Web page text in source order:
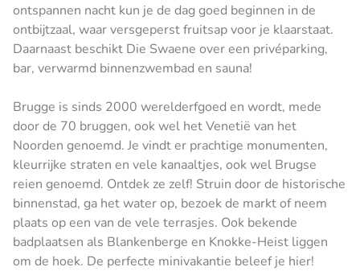
ontspannen nacht kun je de dag goed beginnen in de
ontbijtzaal, waar versgeperst fruitsap voor je klaarstaat.
Daarnaast beschikt Die Swaene over een privéparking,
bar, verwarmd binnenzwembad en sauna!
Brugge is sinds 2000 werelderfgoed en wordt, mede
door de 70 bruggen, ook wel het Venetië van het
Noorden genoemd. Je vindt er prachtige monumenten,
kleurrijke straten en vele kanaaltjes, ook wel Brugse
reien genoemd. Ontdek ze zelf! Struin door de historische
binnenstad, ga het water op, bezoek de markt of neem
plaats op een van de vele terrasjes. Ook bekende
badplaatsen als Blankenberge en Knokke-Heist liggen
om de hoek. De perfecte minivakantie beleef je hier!